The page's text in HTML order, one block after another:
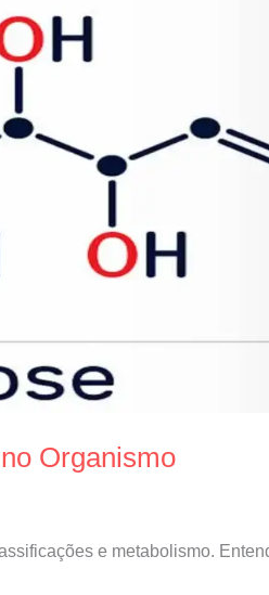
Organismo
e metabolismo.